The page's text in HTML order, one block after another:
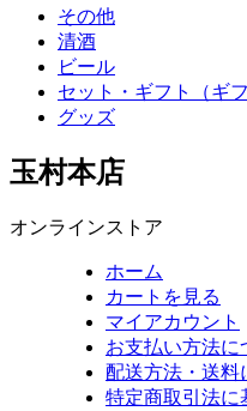
その他
清酒
ビール
セット・ギフト（ギ
グッズ
玉村本店
オンラインストア
ホーム
カートを見る
マイアカウント
お支払い方法に
配送方法・送料
特定商取引法に